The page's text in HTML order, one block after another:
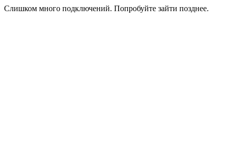
Слишком много подключений. Попробуйте зайти позднее.